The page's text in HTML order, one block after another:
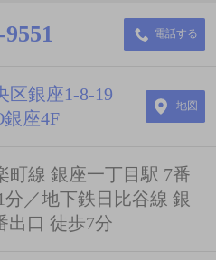
電話する
区銀座1-8-19
座4F
地図
町線 銀座一丁目駅 7番
分／地下鉄日比谷線 銀
出口 徒歩7分